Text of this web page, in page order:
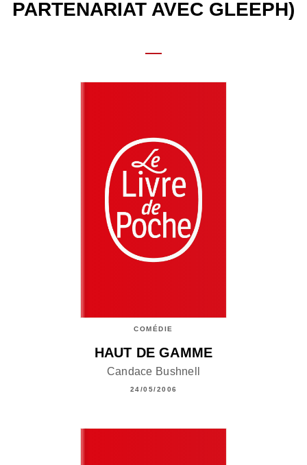
PARTENARIAT AVEC GLEEPH)
COMÉDIE
HAUT DE GAMME
Candace Bushnell
24/05/2006